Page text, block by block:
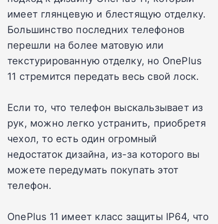
имеет глянцевую и блестящую отделку.
Большинство последних телефонов
перешли на более матовую или
текстурированную отделку, но OnePlus
11 стремится передать весь свой лоск.
Если то, что телефон выскальзывает из
рук, можно легко устранить, приобретя
чехол, то есть один огромный
недостаток дизайна, из-за которого вы
можете передумать покупать этот
телефон.
OnePlus 11 имеет класс защиты IP64, что